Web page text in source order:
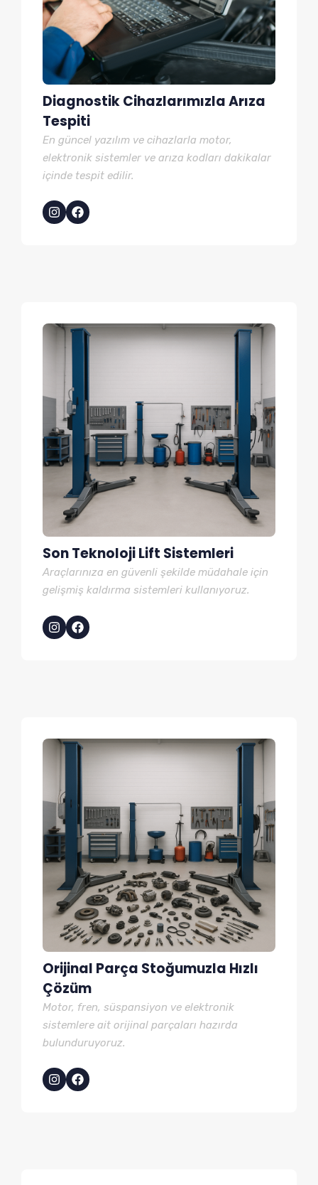
Diagnostik Cihazlarımızla Arıza
Tespiti
En güncel yazılım ve cihazlarla motor,
elektronik sistemler ve arıza kodları dakikalar
içinde tespit edilir.
Son Teknoloji Lift Sistemleri
Araçlarınıza en güvenli şekilde müdahale için
gelişmiş kaldırma sistemleri kullanıyoruz.
Orijinal Parça Stoğumuzla Hızlı
Çözüm
Motor, fren, süspansiyon ve elektronik
sistemlere ait orijinal parçaları hazırda
bulunduruyoruz.